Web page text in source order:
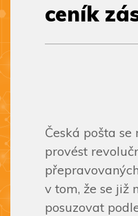
ceník
Česká pošta se
provést
v tom, že se již
posuzovat